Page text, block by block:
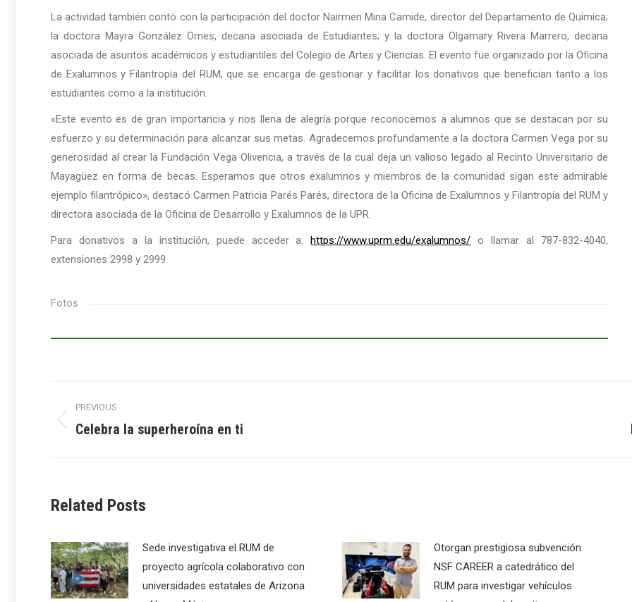
La actividad también contó con la participación del doctor Nairmen Mina Camide, director del Departamento de Química;
la doctora Mayra González Ornes, decana asociada de Estudiantes; y la doctora Olgamary Rivera Marrero, decana
asociada de asuntos académicos y estudiantiles del Colegio de Artes y Ciencias. El evento fue organizado por la Oficina
de Exalumnos y Filantropía del RUM, que se encarga de gestionar y facilitar los donativos que benefician tanto a los
estudiantes como a la institución.
«Este evento es de gran importancia y nos llena de alegría porque reconocemos a alumnos que se destacan por su
esfuerzo y su determinación para alcanzar sus metas. Agradecemos profundamente a la doctora Carmen Vega por su
generosidad al crear la Fundación Vega Olivencia, a través de la cual deja un valioso legado al Recinto Universitario de
Mayagüez en forma de becas. Esperamos que otros exalumnos y miembros de la comunidad sigan este admirable
ejemplo filantrópico», destacó Carmen Patricia Parés Parés, directora de la Oficina de Exalumnos y Filantropía del RUM y
directora asociada de la Oficina de Desarrollo y Exalumnos de la UPR.
Para donativos a la institución, puede acceder a: https://www.uprm.edu/exalumnos/ o llamar al 787-832-4040,
extensiones 2998 y 2999.
Fotos
Post
navigation
PREVIOUS
Previous
Celebra la superheroína en ti
Related Posts
Sede investigativa el RUM de
proyecto agrícola colaborativo con
universidades estatales de Arizona
Otorgan prestigiosa subvención
NSF CAREER a catedrático del
RUM para investigar vehículos